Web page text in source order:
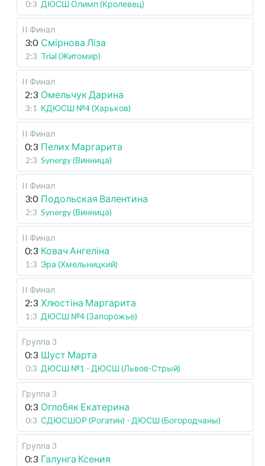
0:3 ДЮСШ Олимп (Кролевец)
II Финал
3:0 Смірнова Ліза
2:3 Trial (Житомир)
II Финал
2:3 Омельчук Дарина
3:1 КДЮСШ №4 (Харьков)
II Финал
0:3 Пелих Маргарита
2:3 Synergy (Винница)
II Финал
3:0 Подольская Валентина
2:3 Synergy (Винница)
II Финал
0:3 Ковач Ангеліна
1:3 Эра (Хмельницкий)
II Финал
2:3 Хлюстіна Маргарита
1:3 ДЮСШ №4 (Запорожье)
Группа 3
0:3 Шуст Марта
0:3 ДЮСШ №1 - ДЮСШ (Львов-Стрый)
Группа 3
0:3 Оглобяк Екатерина
0:3 СДЮСШОР (Рогатин) - ДЮСШ (Богородчаны)
Группа 3
0:3 Галунга Ксения